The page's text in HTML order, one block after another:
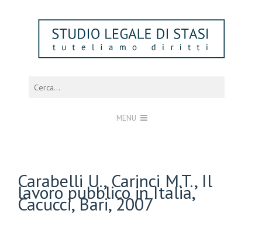
MENU
Carabelli U., Carinci M.T., Il
lavoro pubblico in Italia,
Cacucci, Bari, 2007